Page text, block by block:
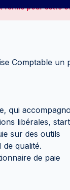
fermé pour cette
Comptable un
qui
libérales,
sur des outils
qualité.
de paie